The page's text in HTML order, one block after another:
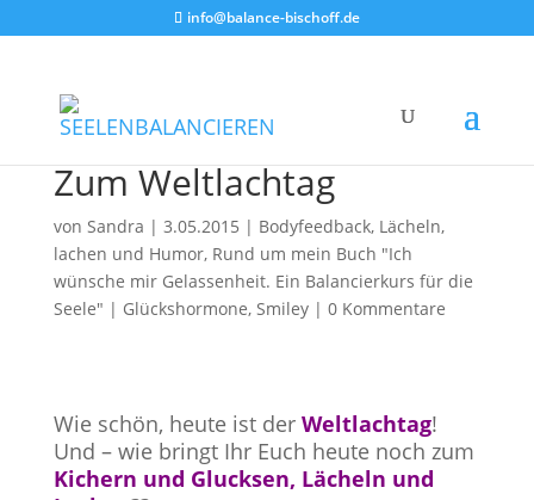
info@balance-bischoff.de
Zum Weltlachtag
von Sandra | 3.05.2015 | Bodyfeedback, Lächeln,
lachen und Humor, Rund um mein Buch "Ich
wünsche mir Gelassenheit. Ein Balancierkurs für die
Seele" | Glückshormone, Smiley| 0 Kommentare
Wie schön, heute ist der Weltlachtag!
Und – wie bringt Ihr Euch heute noch zum
Kichern und Glucksen, Lächeln und